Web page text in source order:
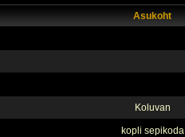
Asukoht
Koluvan
kopli sepikoda